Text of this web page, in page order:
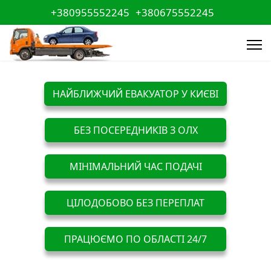
+380955552245 +380675552245
НАЙБЛИЖЧИЙ ЕВАКУАТОР У КИЄВІ
БЕЗ ПОСЕРЕДНИКІВ З ОЛХ
МІНІМАЛЬНИЙ ЧАС ПОДАЧІ
ЦІЛОДОБОВО БЕЗ ПЕРЕПЛАТ
ПРАЦЮЄМО ПО ОБЛАСТІ 24/7